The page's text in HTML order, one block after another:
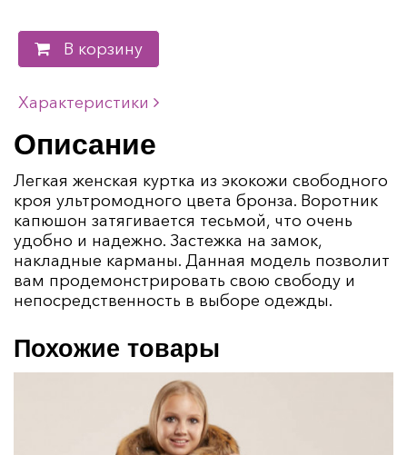
В корзину
Характеристики
Описание
Легкая женская куртка из экокожи свободного
кроя ультромодного цвета бронза. Воротник
капюшон затягивается тесьмой, что очень
удобно и надежно. Застежка на замок,
накладные карманы. Данная модель позволит
вам продемонстрировать свою свободу и
непосредственность в выборе одежды.
Похожие товары